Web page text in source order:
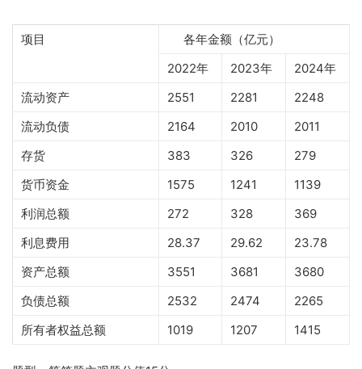
项目
各年金额（亿元）
2022年
2023年
2024年
流动资产
2551 2281
2248
流动负债
2164 2010
2011
存货
383 326
279
货币资金
1575 1241
1139
利润总额
272 328
369
利息费用
28.37 29.62
23.78
资产总额
3551 3681
3680
负债总额
2532 2474
2265
所有者权益总额
1019 1207 1415